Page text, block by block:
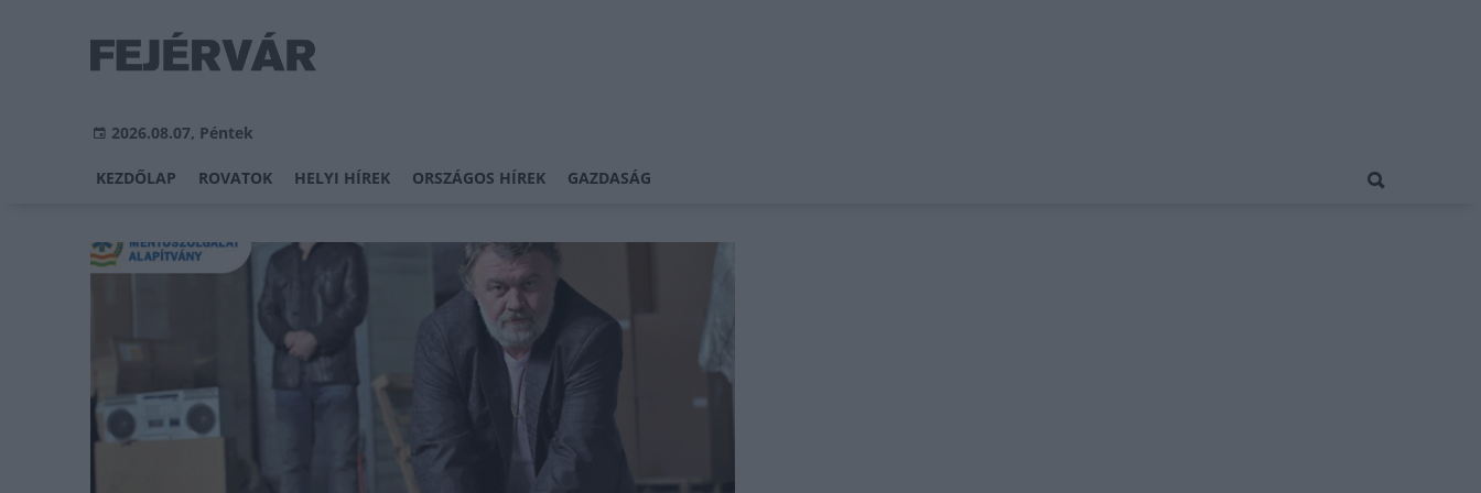
2026.08.07, Péntek
KEZDŐLAP ROVATOK HELYI HÍREK ORSZÁGOS HÍREK GAZDASÁG